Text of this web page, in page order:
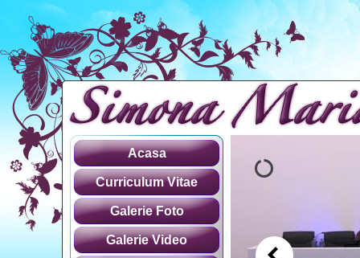
Acasa
Curriculum Vitae
Galerie Foto
Galerie Video